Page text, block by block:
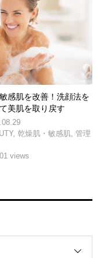
感肌を改善！洗顔法を
美肌を取り戻す
,乾燥肌・敏感肌,管理
views